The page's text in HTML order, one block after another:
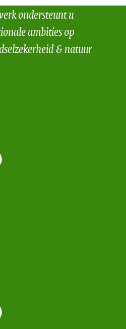
ondersteunt u
ambities op
& natuur